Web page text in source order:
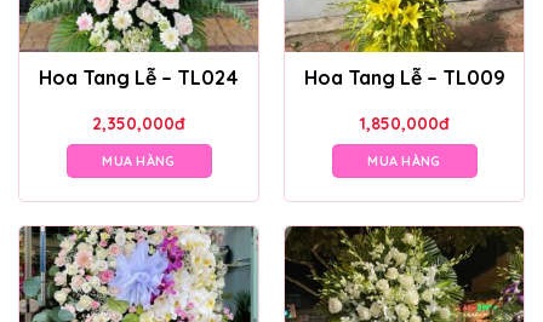
Hoa Tang Lễ – TL024
2,350,000đ
MUA HÀNG
Hoa Tang Lễ – TL009
1,850,000đ
MUA HÀNG